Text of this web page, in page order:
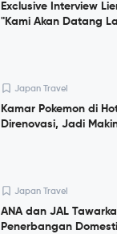
Exclusive Interview
"Kami Akan Datang
Japan Travel
Kamar Pokemon di
Direnovasi, Jadi
Japan Travel
ANA dan JAL
Penerbangan